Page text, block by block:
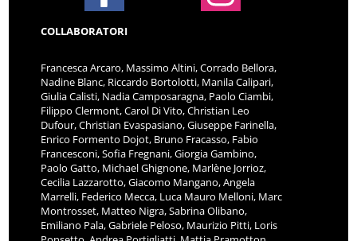
COLLABORATORI
Francesca Arcaro, Massimo Altini, Corrado Bellora,
Nadine Blanc, Riccardo Bortolotti, Manila Calipari,
Giulia Calisti, Nadia Camposaragna, Paolo Ciambi,
Filippo Clermont, Carol Di Vito, Christian Leo
Dufour, Christian Evaspasiano, Giuseppe Farinella,
Enrico Formento Dojot, Bruno Fracasso, Fabio
Francesconi, Sofia Fregnani, Giorgia Gambino,
Paolo Gatto, Michael Ghignone, Marlène Jorrioz,
Cecilia Lazzarotto, Giacomo Mangano, Angela
Marrelli, Federico Mecca, Luca Mauro Melloni, Marc
Montrosset, Matteo Nigra, Sabrina Olibano,
Emiliano Pala, Gabriele Peloso, Maurizio Pitti, Loris